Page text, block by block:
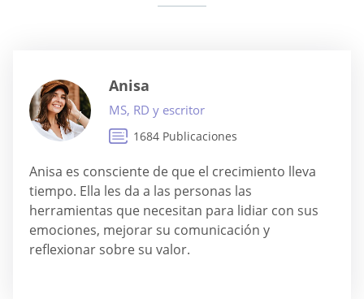
Anisa
MS, RD y escritor
1684 Publicaciones
Anisa es consciente de que el crecimiento lleva
tiempo. Ella les da a las personas las
herramientas que necesitan para lidiar con sus
emociones, mejorar su comunicación y
reflexionar sobre su valor.